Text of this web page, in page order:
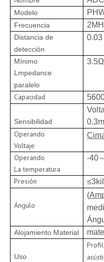
Modelo
Frecuencia
Distancia de
detección
0.03
Mínimo
Lmpedance
paralelo
Capacidad
Sensibilidad
Operando
Voltaje
Operando
La temperatura
-40
Presión
Ángulo
(
Alojamiento Material
Uso